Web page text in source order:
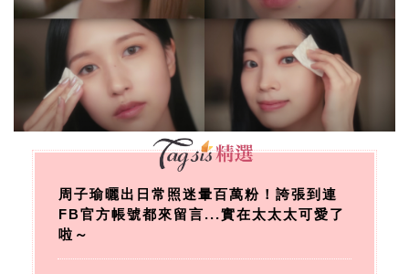
周子瑜曬出日常照迷暈百萬粉！誇張到連
FB官方帳號都來留言...實在太太太可愛了
啦～